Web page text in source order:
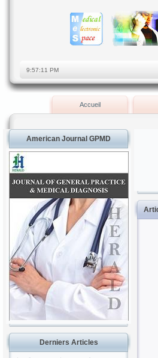
Accueil
American Journal GPMD
Derniers Articles